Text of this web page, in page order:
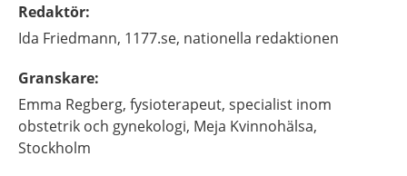
Redaktör:
Ida Friedmann, 1177.se, nationella redaktionen
Granskare:
Emma Regberg, fysioterapeut, specialist inom
obstetrik och gynekologi, Meja Kvinnohälsa,
Stockholm